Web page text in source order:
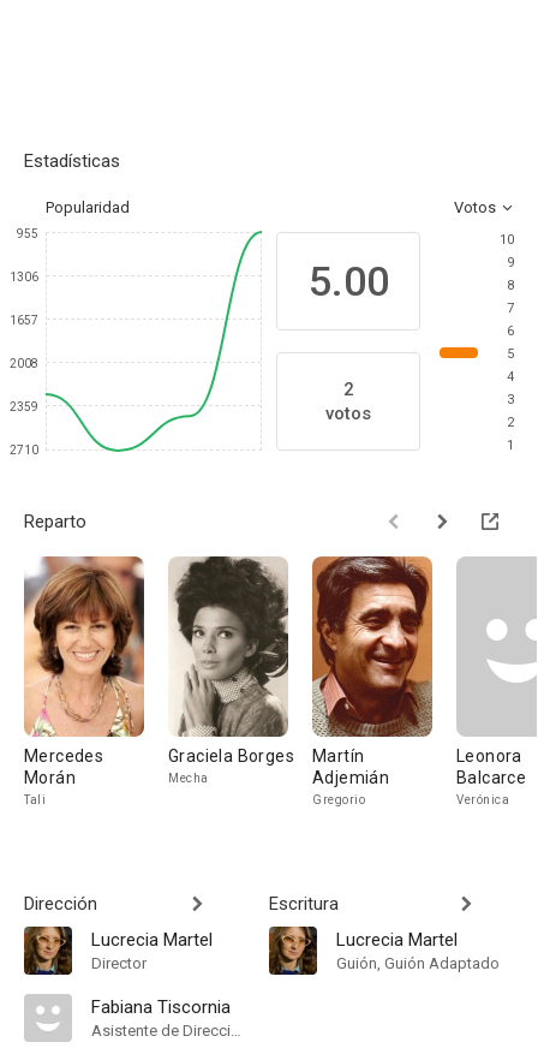
Estadísticas
Popularidad Votos
955
1306
1657
2008
2359
2710
5.00
2
votos
10
9
8
7
6
5
4
3
2
1
Reparto
Mercedes
Morán
Tali
Graciela Borges
Mecha
Martín
Adjemián
Gregorio
Leonora
Balcarce
Verónica
Dirección
Lucrecia Martel
Director
Fabiana Tiscornia
Asistente de Dirección
Escritura
Lucrecia Martel
Guión, Guión Adaptado